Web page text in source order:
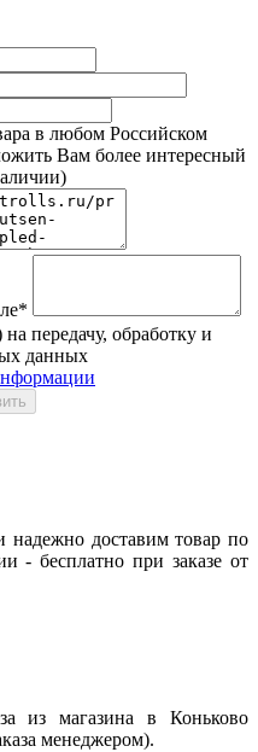
в любом Российском
Вам более интересный
передачу, обработку и
данных
доставим товар по
- бесплатно при заказе от
из магазина в Коньково
менеджером).